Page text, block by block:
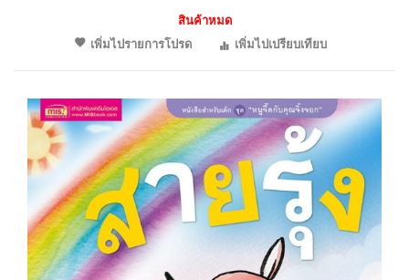
สินค้าหมด
เพิ่มไปรายการโปรด
เพิ่มไปเปรียบเทียบ